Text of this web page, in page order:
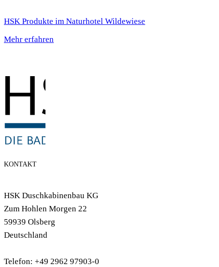
HSK Produkte im Naturhotel Wildewiese
Mehr erfahren
KONTAKT
HSK Duschkabinenbau KG
Zum Hohlen Morgen 22
59939 Olsberg
Deutschland
Telefon: +49 2962 97903-0